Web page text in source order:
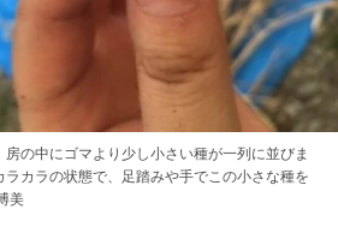
の中にゴマより少し小さい種が一列に並びま
カラの状態で、足踏みや手でこの小さな種を
美